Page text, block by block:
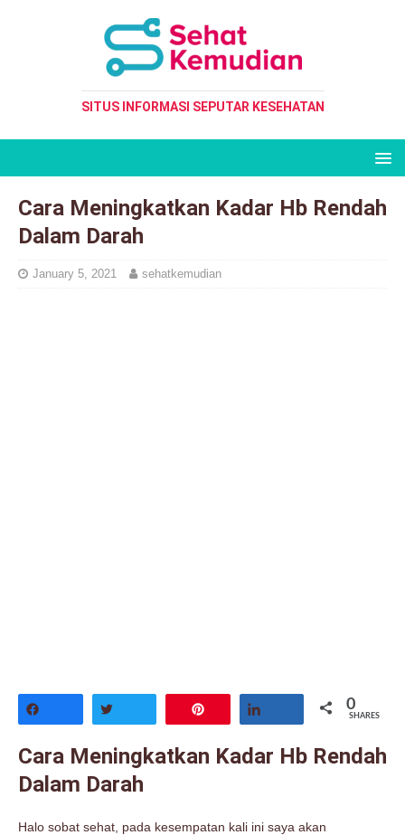
SITUS INFORMASI SEPUTAR KESEHATAN
Cara Meningkatkan Kadar Hb Rendah
Dalam Darah
January 5, 2021 sehatkemudian
0
SHARES
Cara Meningkatkan Kadar Hb Rendah
Dalam Darah
Halo sobat sehat, pada kesempatan kali ini saya akan